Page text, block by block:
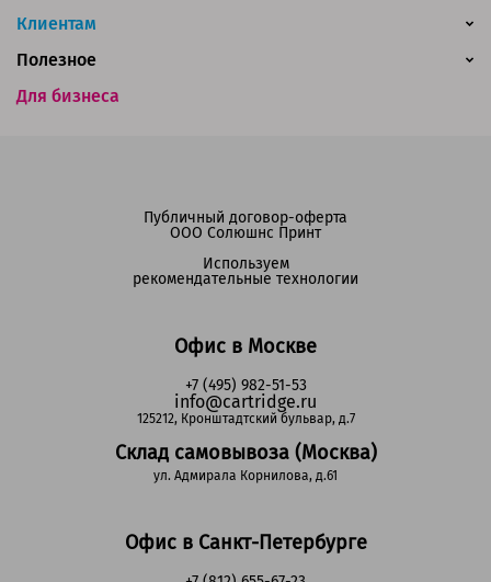
Клиентам
Для бизнеса
Полезное
Офис в Москве
+7 (495) 982-51-53
info@cartridge.ru
125212, Кронштадтский бульвар, д.7
Склад самовывоза (Москва)
ул. Адмирала Корнилова, д.61
Офис в Санкт-Петербурге
Публичный договор-оферта
ООО Солюшнс Принт
Используем
рекомендательные технологии